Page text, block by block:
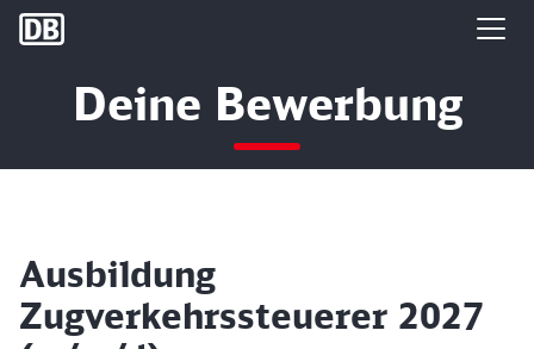
DB Group
Deine Bewerbung
Ausbildung
Zugverkehrssteuerer 2027